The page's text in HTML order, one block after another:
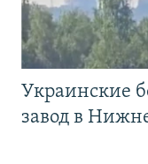
Украинские
завод в